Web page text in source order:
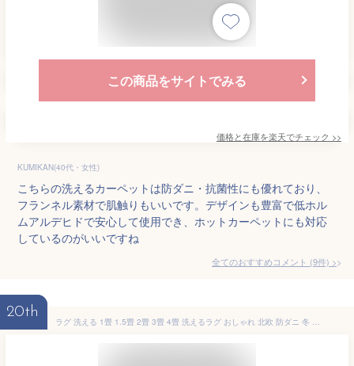
この商品をサイトでみる
価格と在庫を楽天でチェック >>
KUMIKAN(40代・女性)
こちらの洗えるカーペットは防ダニ・抗菌性にも優れており、
フランネル素材で肌触りもいいです。デザインも豊富で低ホル
ムアルデヒドで安心して使用でき、ホットカーペットにも対応
しているのがいいですね
全てのおすすめコメント (9件) >
20th
ラグ 洗える 1畳 1.5畳 2畳 3畳 4畳 洗えるラグ おしゃれ 北欧 防ダニ 冬 床暖房対応 オールシーズン 滑り止め マット ラグマット カーペット ラグカーペット センターラグ 正方形 長方形 ホットカーペット対応 絨毯 A703